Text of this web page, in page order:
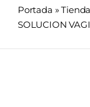
Portada »Tienda
SOLUCION